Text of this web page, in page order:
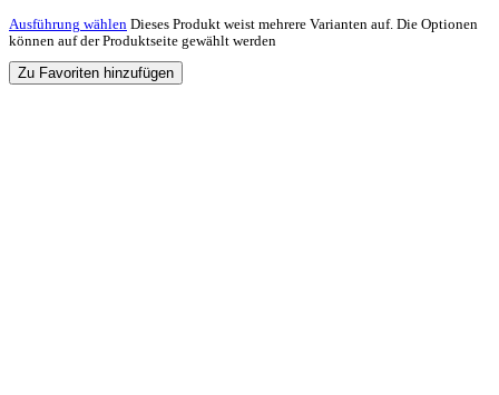
Ausführung wählen Dieses Produkt weist mehrere Varianten auf. Die Optionen
können auf der Produktseite gewählt werden
Zu Favoriten hinzufügen